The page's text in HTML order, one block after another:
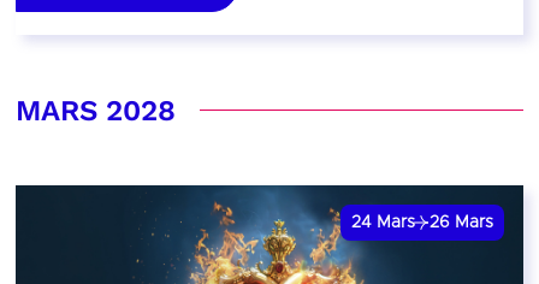
MARS 2028
24 Mars 26 Mars